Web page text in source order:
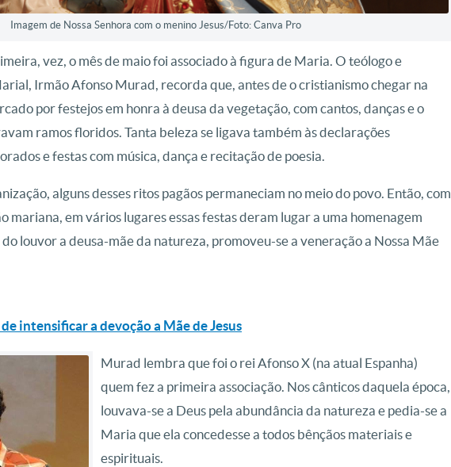
Imagem de Nossa Senhora com o menino Jesus/Foto: Canva Pro
vez, o mês de maio foi associado à figura de Maria. O teólogo e
Irmão Afonso Murad, recorda que, antes de o cristianismo chegar na
por festejos em honra à deusa da vegetação, com cantos, danças e o
ramos floridos. Tanta beleza se ligava também às declarações
e festas com música, dança e recitação de poesia.
alguns desses ritos pagãos permaneciam no meio do povo. Então, com
mariana, em vários lugares essas festas deram lugar a uma homenagem
louvor a deusa-mãe da natureza, promoveu-se a veneração a Nossa Mãe
intensificar a devoção a Mãe de Jesus
Murad lembra que foi o rei Afonso X (na atual Espanha)
quem fez a primeira associação. Nos cânticos daquela época,
louvava-se a Deus pela abundância da natureza e pedia-se a
Maria que ela concedesse a todos bênçãos materiais e
espirituais.